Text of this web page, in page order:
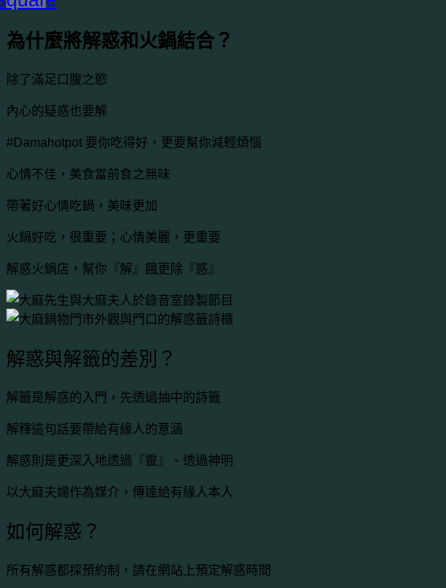
為什麼將解惑和火鍋結合？
除了滿足口腹之慾
內心的疑惑也要解
#Damahotpot 要你吃得好，更要幫你減輕煩惱
心情不佳，美食當前食之無味
帶著好心情吃鍋，美味更加
火鍋好吃，很重要； 心情美麗，更重要
解惑火鍋店，幫你『解』餓更除『惑』
解惑與解籤的差別？
解籤是解惑的入門，先透過抽中的詩籤
解釋這句話要帶給有緣人的意涵
解惑則是更深入地透過『靈』、透過神明
以大麻夫婦作為媒介，傳達給有緣人本人
如何解惑？
所有解惑都採預約制，請在網站上預定解惑時間